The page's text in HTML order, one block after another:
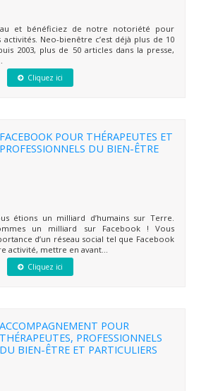
et bénéficiez de notre notoriété pour
Neo-bienêtre c’est déjà plus de 10
2003, plus de 50 articles dans la presse,
Cliquez ici
FACEBOOK POUR THÉRAPEUTES ET
PROFESSIONNELS DU BIEN-ÊTRE
étions un milliard d’humains sur Terre.
un milliard sur Facebook ! Vous
d’un réseau social tel que Facebook
activité, mettre en avant...
Cliquez ici
ACCOMPAGNEMENT POUR
THÉRAPEUTES, PROFESSIONNELS
DU BIEN-ÊTRE ET PARTICULIERS